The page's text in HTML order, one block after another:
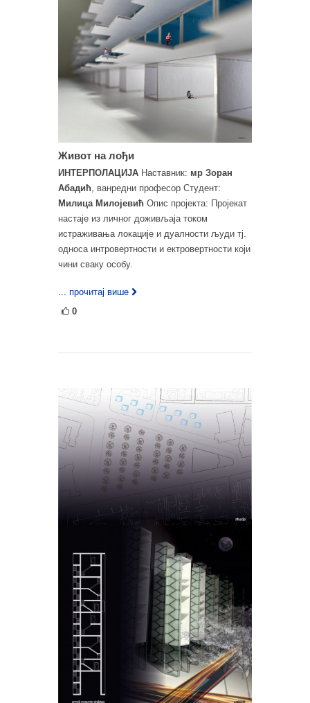
Живот на лођи
ИНТЕРПОЛАЦИЈА Наставник: мр Зоран
Абадић, ванредни професор Студент:
Милица Милојевић Опис пројекта: Пројекат
настаје из личног доживљаја током
истраживања локације и дуалности људи тј.
односа интровертности и ектровертности који
чини сваку особу.
... прочитај више
0